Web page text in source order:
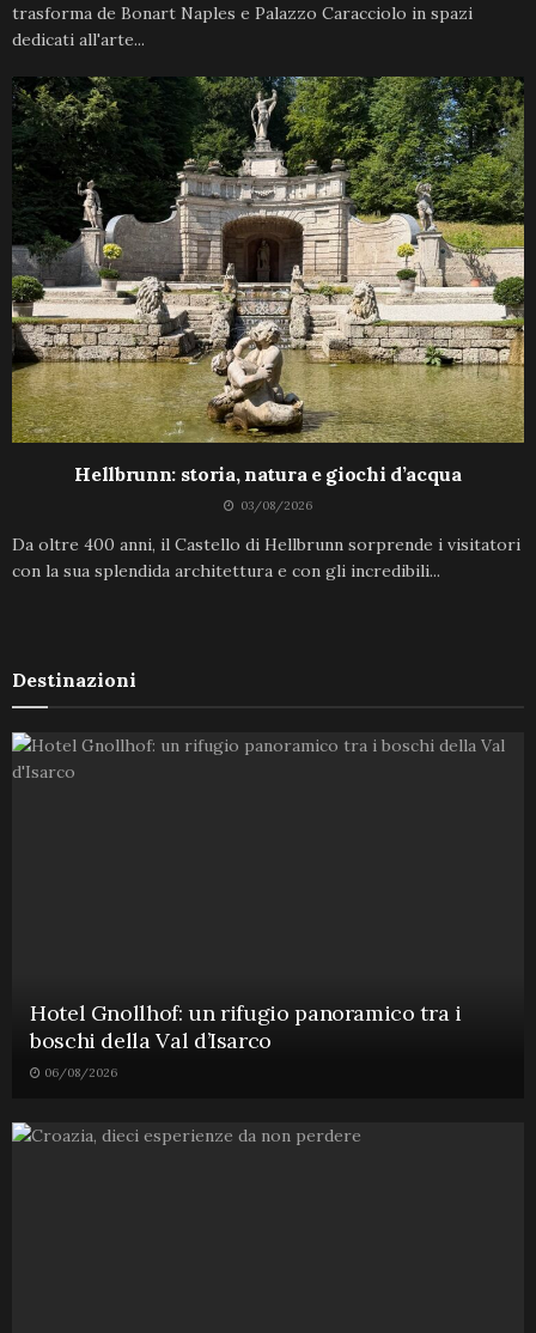
trasforma de Bonart Naples e Palazzo Caracciolo in spazi
dedicati all'arte...
Hellbrunn: storia, natura e giochi d’acqua
03/08/2026
Da oltre 400 anni, il Castello di Hellbrunn sorprende i visitatori
con la sua splendida architettura e con gli incredibili...
Destinazioni
Hotel Gnollhof: un rifugio panoramico tra i
boschi della Val d’Isarco
06/08/2026